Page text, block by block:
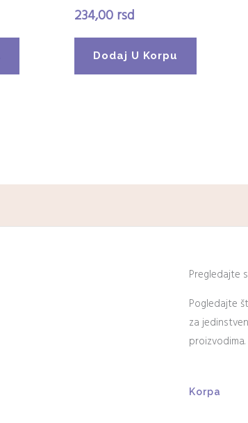
234,00rsd
Dodaj U Korpu
Pregledajte
Pogledajte
za
proizvodima.
Korpa